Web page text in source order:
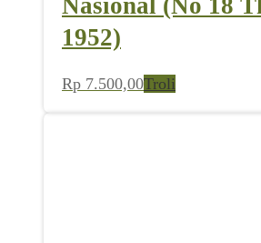
1952)
Rp 7.500,00Troli